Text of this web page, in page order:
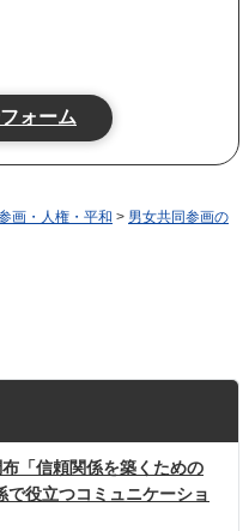
画・人権・平和 > 男女共同参画の
「信頼関係を築くための
役立つコミュニケーショ